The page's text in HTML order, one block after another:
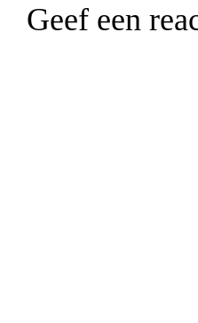
Geef een